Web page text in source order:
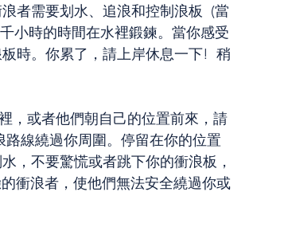
者需要划水、追浪和控制浪板  (當
小時的時間在水裡鍛鍊。當你感受
時。你累了，請上岸休息一下!  稍
，或者他們朝自己的位置前來，請
線繞過你周圍。停留在你的位置
，不要驚慌或者跳下你的衝浪板，
衝浪者，使他們無法安全繞過你或